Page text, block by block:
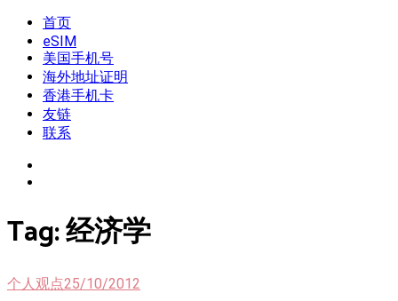
Skip
content
我是王掌柜
新闻酸菜馆|极客电台|自媒体联盟
首页
eSIM
美国手机号
海外地址证明
香港手机卡
友链
联系
Tag:经济学
个人观点25/10/2012